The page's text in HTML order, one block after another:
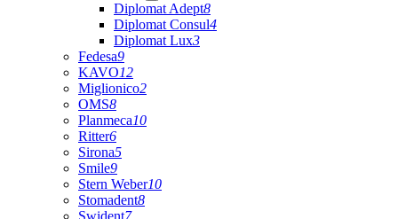
Diplomat Adept8
Diplomat Consul4
Diplomat Lux3
Fedesa9
KAVO12
Miglionico2
OMS8
Planmeca10
Ritter6
Sirona5
Smile9
Stern Weber10
Stomadent8
Swident7